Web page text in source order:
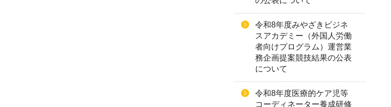
令和8年度みやざきビジネ
スアカデミー（外国人労働
者向けプログラム）運営業
務企画提案競技結果の公表
について
令和8年度医療的ケア児等
コーディネーター養成研修